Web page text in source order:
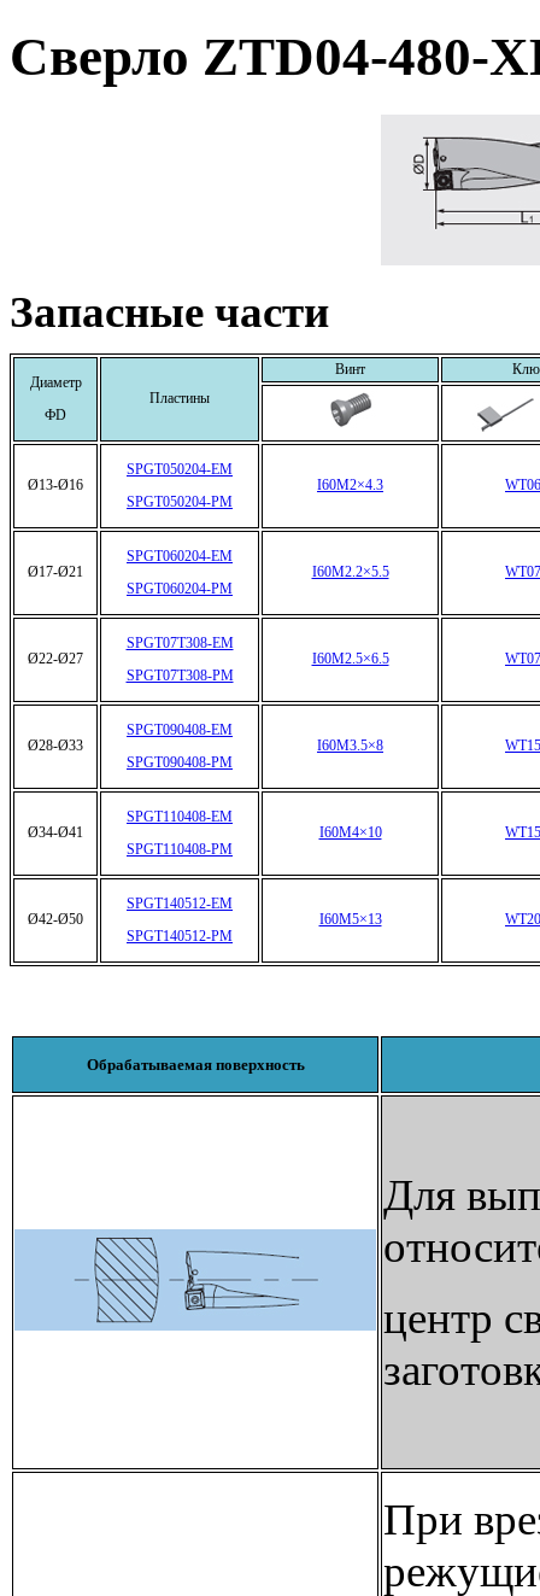
Сверло ZTD04-480-
Запасные части
Диаметр
ФD
Пластины
Винт
Ø13-Ø16
SPGT050204-EM
SPGT050204-PM
I60M2×4.3
Ø17-Ø21
SPGT060204-EM
SPGT060204-PM
I60M2.2×5.5
Ø22-Ø27
SPGT07T308-EM
SPGT07T308-PM
I60M2.5×6.5
Ø28-Ø33
SPGT090408-EM
SPGT090408-PM
I60M3.5×8
Ø34-Ø41
SPGT110408-EM
SPGT110408-PM
I60M4×10
Ø42-Ø50
SPGT140512-EM
SPGT140512-PM
I60M5×13
Обрабатываемая поверхность
Для
центр
При